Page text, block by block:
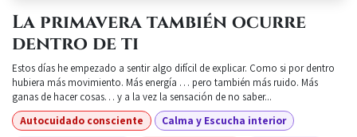
La primavera también ocurre
dentro de ti
Estos días he empezado a sentir algo difícil de explicar. Como si por dentro
hubiera más movimiento. Más energía … pero también más ruido. Más
ganas de hacer cosas… y a la vez la sensación de no saber...
Autocuidado consciente
Calma y Escucha interior